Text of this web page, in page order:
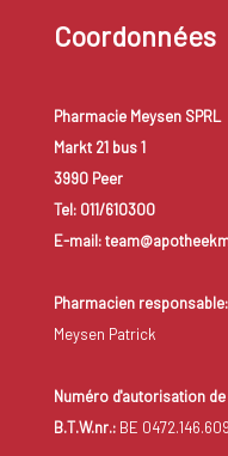
Coordonnées
Pharmacie Meysen SPRL
Markt 21 bus 1
3990 Peer
Tel: 011/610300
E-mail:
Pharmacien responsable:
Meysen Patrick
Numéro d'autorisation
B.T.W.nr.:BE 0472.146.609